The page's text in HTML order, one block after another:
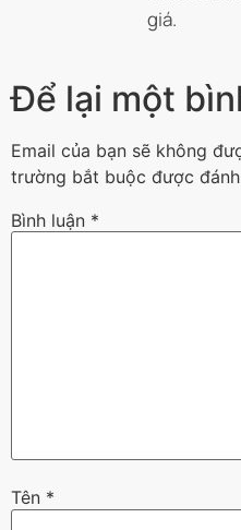
giá.
Để lại một
Email của bạn sẽ không
trường bắt buộc được
Bình luận *
Tên *